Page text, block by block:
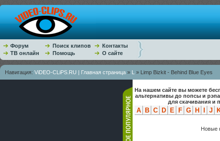
Форум Поиск клипов
Контакты
ТВ онлайн
Помощь О сайте
Навигация: ViDEO-CLiPS.RU | Главная страница » L » Limp Bizkit - Behind Blue Eyes
На нашем сайте вы можете
альтернативы до попсы и
для скачивания и
A B C D E F G H J
Новые